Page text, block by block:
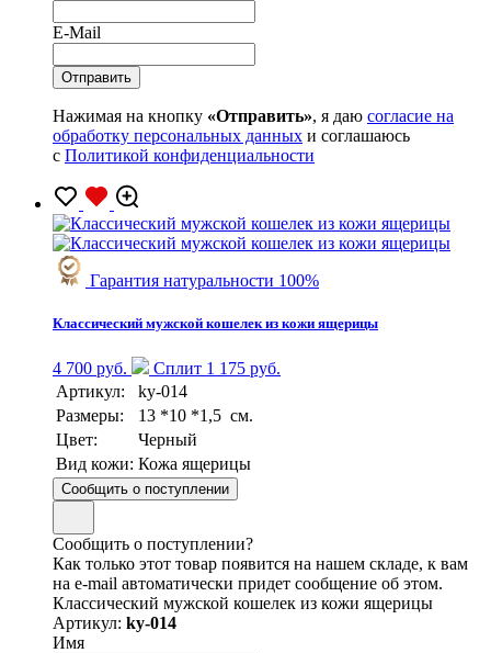
E-Mail
Нажимая на кнопку «Отправить», я даю согласие на
обработку персональных данных и соглашаюсь
с Политикой конфиденциальности
Гарантия натуральности 100%
Классический мужской кошелек из кожи ящерицы
4 700 руб.
Сплит 1 175 руб.
Артикул:
ky-014
Размеры:
13 *10 *1,5 см.
Цвет:
Черный
Вид кожи: Кожа ящерицы
Сообщить о поступлении
Сообщить о поступлении?
Как только этот товар появится на нашем складе, к вам
на e-mail автоматически придет сообщение об этом.
Классический мужской кошелек из кожи ящерицы
Артикул: ky-014
Имя